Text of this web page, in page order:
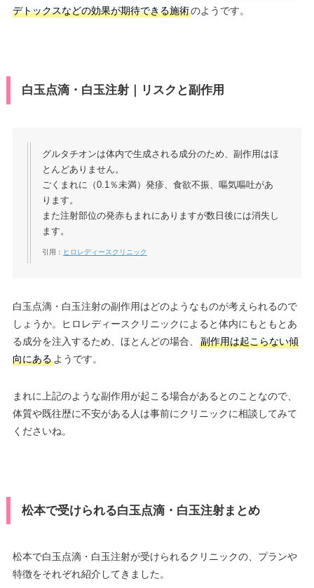
デトックスなどの効果が期待できる施術のようです。
白玉点滴・白玉注射｜リスクと副作用
グルタチオンは体内で生成される成分のため、副作用はほ
とんどありません。
ごくまれに（0.1％未満）発疹、食欲不振、嘔気嘔吐があ
ります。
また注射部位の発赤もまれにありますが数日後には消失し
ます。
引用： ヒロレディースクリニック
白玉点滴・白玉注射の副作用はどのようなものが考えられるので
しょうか。ヒロレディースクリニックによると体内にもともとあ
る成分を注入するため、ほとんどの場合、
副作用は起こらない傾
向にあるようです。
まれに上記のような副作用が起こる場合があるとのことなので、
体質や既往歴に不安がある人は事前にクリニックに相談してみて
くださいね。
松本で受けられる白玉点滴・白玉注射まとめ
松本で白玉点滴・白玉注射が受けられるクリニックの、プランや
特徴をそれぞれ紹介してきました。